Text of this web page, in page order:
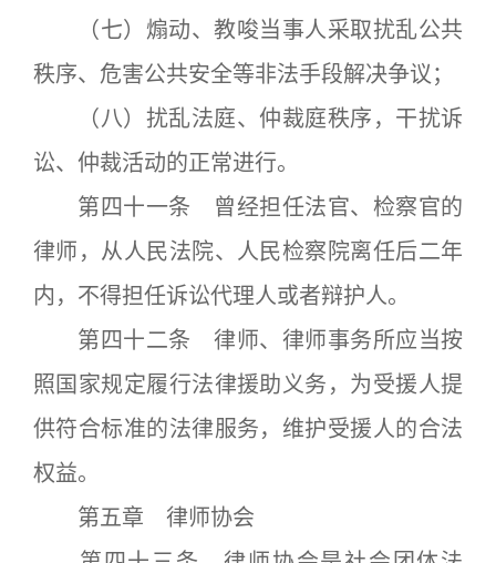
（七）煽动、教唆当事人采取扰乱公共
秩序、危害公共安全等非法手段解决争议；
（八）扰乱法庭、仲裁庭秩序，干扰诉
讼、仲裁活动的正常进行。
第四十一条 曾经担任法官、检察官的
律师，从人民法院、人民检察院离任后二年
内，不得担任诉讼代理人或者辩护人。
第四十二条 律师、律师事务所应当按
照国家规定履行法律援助义务，为受援人提
供符合标准的法律服务，维护受援人的合法
权益。
第五章 律师协会